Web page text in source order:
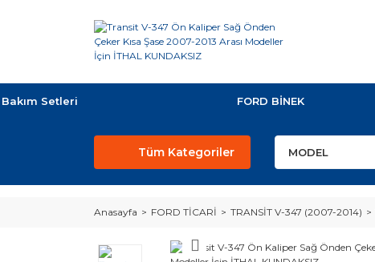
Bakım Setleri FORD BİNEK
Tüm Kategoriler
Anasayfa FORD TİCARİ TRANSİT V-347 (2007-2014)